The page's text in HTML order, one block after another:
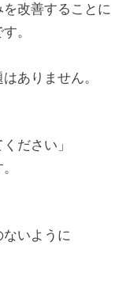
改善することに
。
ありません。
ださい」
いように